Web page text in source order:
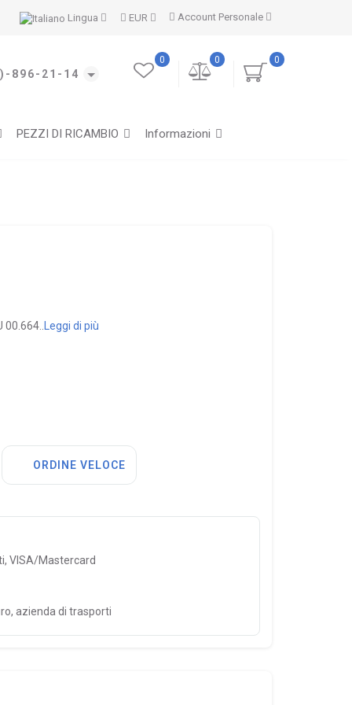
Account Personale
EUR
Lingua
896-21-14
0
0
0
PEZZI DI RICAMBIO Informazioni
Leggi di più
ORDINE VELOCE
VISA/Mastercard
azienda di trasporti